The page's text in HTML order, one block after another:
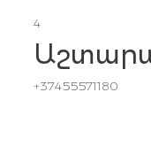
4
+37455571180